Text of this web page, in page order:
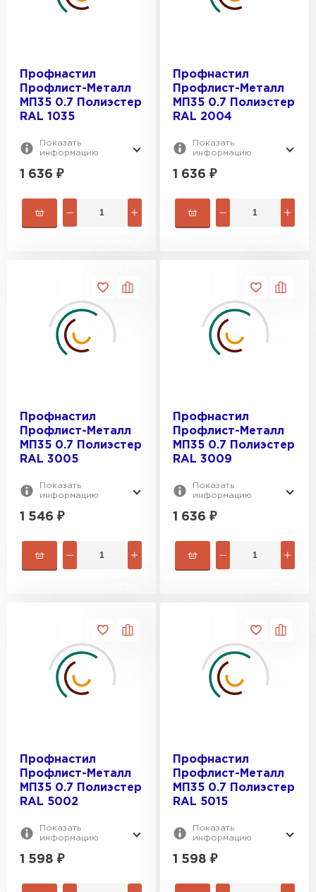
Профнастил
Профлист-Металл
МП35 0.7 Полиэстер
RAL 1035
Показать
информацию
1 636 ₽
Профнастил
Профлист-Металл
МП35 0.7 Полиэстер
RAL 2004
Показать
информацию
1 636 ₽
Профнастил
Профлист-Металл
МП35 0.7 Полиэстер
RAL 3005
Показать
информацию
1 546 ₽
Профнастил
Профлист-Металл
МП35 0.7 Полиэстер
RAL 3009
Показать
информацию
1 636 ₽
Профнастил
Профлист-Металл
МП35 0.7 Полиэстер
RAL 5002
Показать
информацию
1 598 ₽
Профнастил
Профлист-Металл
МП35 0.7 Полиэстер
RAL 5015
Показать
информацию
1 598 ₽